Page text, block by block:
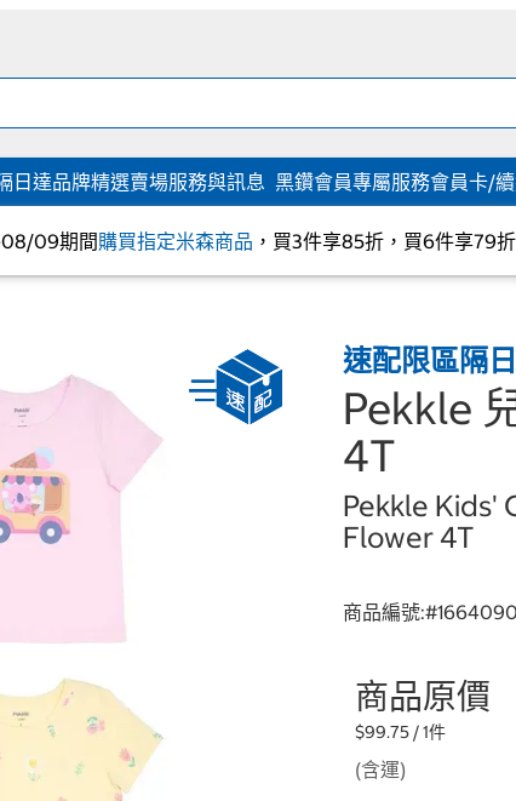
日達品牌精選賣場服務與訊息 黑鑽會員專屬服務會員卡/
09期間購買指定米森商品 ，買3件享85折，買6件享79
速配限區隔
Pekkle
4T
Pekkle Kids'
Flower 4T
商品編號:#
商品原價
$99.75 / 1件
(含運)